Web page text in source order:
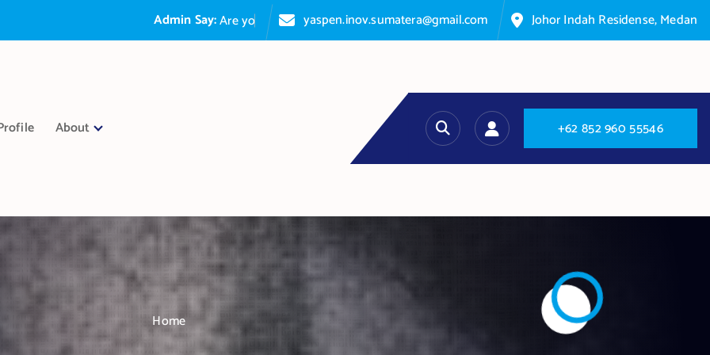
Areyou passionate yaspen.inov.sumatera@gmail.com Johor Indah Residense, Medan
About +62852960 55546
Home